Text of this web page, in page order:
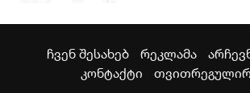
ჩვენ შესახებ რეკლამა
კონტაქტი